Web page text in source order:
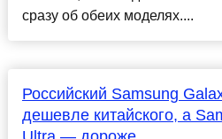
сразу об обеих моделях....
Российский Samsung
дешевле китайского, а